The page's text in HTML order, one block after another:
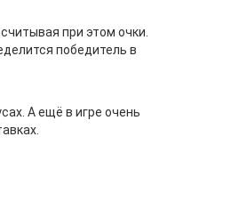
при этом очки.
победитель в
А ещё в игре очень